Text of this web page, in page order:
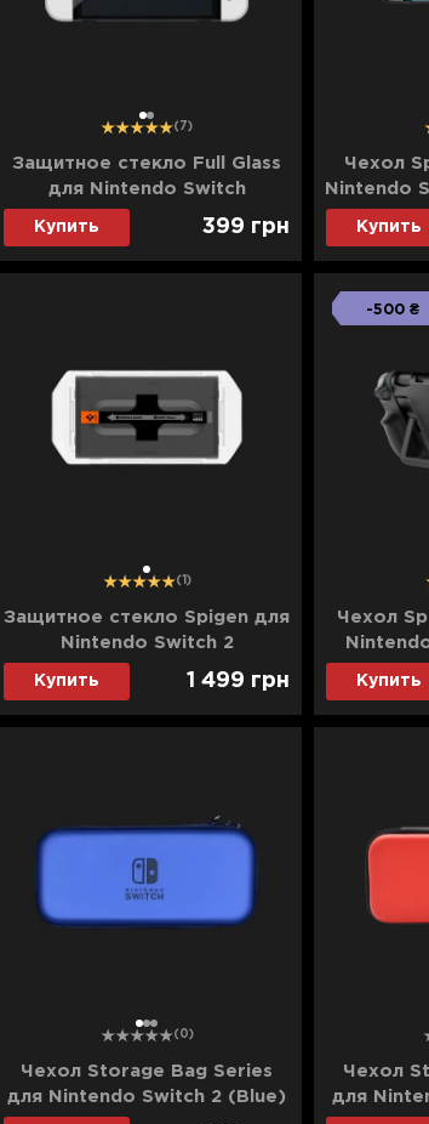
1 (7)
Защитное стекло Full Glass
для Nintendo Switch
Купить 399 грн
Чехол
Nintendo
Купить
1 (1)
Защитное стекло Spigen для
Nintendo Switch 2
Купить 1 499 грн
-500 ₴
Чехол
Купить
12 3 (0)
Чехол Storage Bag Series
для Nintendo Switch 2 (Blue)
Чехол
для